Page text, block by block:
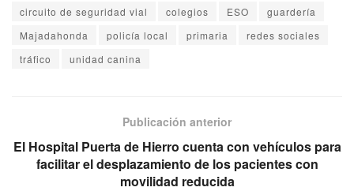
circuito de seguridad vial
colegios ESO
guardería
Majadahonda
policía local primaria
redes sociales
tráfico
unidad canina
Publicación anterior
El Hospital Puerta de Hierro cuenta con vehículos para
facilitar el desplazamiento de los pacientes con
movilidad reducida